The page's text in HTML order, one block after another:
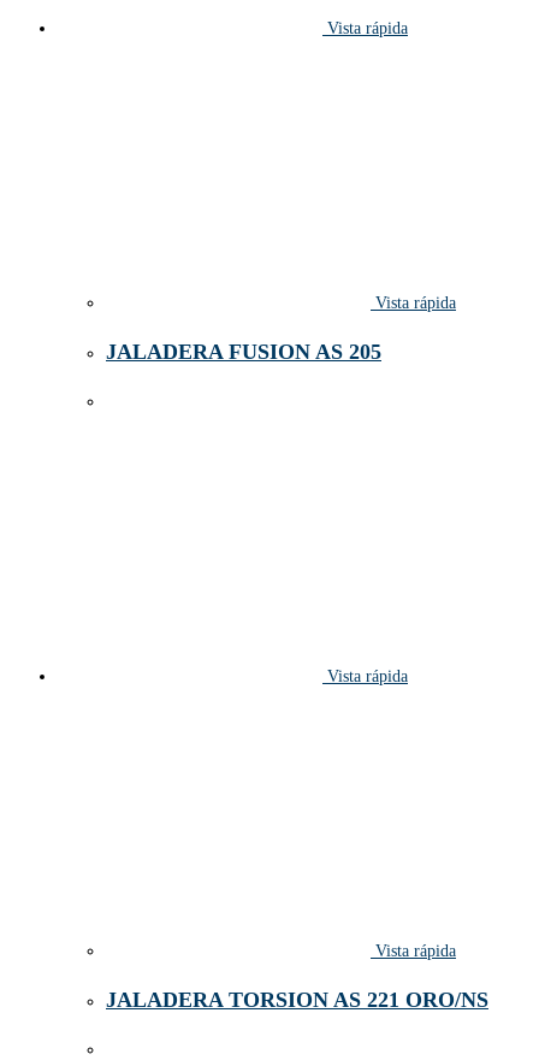
Vista rápida
Vista rápida
JALADERA FUSION AS 205
Vista rápida
Vista rápida
JALADERA TORSION AS 221 ORO/NS